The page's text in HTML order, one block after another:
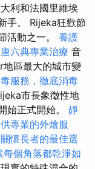
利和法國里維埃
手。 Rijeka狂歡節
活動之一。 養護
唐六典專業治療 音
區最大的城市變
服務，徹底消毒
市長象徵性地
始正式開始。 靜
專業的外燴服
懷長者的最佳選
每個角落都乾淨如